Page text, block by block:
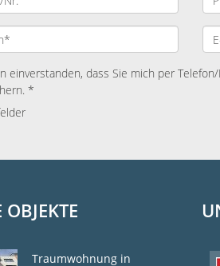
einverstanden, dass Sie mich per
*
OBJEKTE
Traumwohnung in